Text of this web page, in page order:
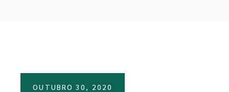
OUTUBRO 30, 2020